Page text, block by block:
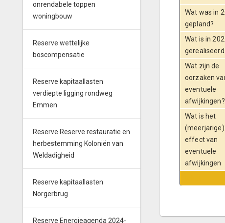
onrendabele toppen
woningbouw
Reserve wettelijke
boscompensatie
Reserve kapitaallasten
verdiepte ligging rondweg
Emmen
Reserve Reserve restauratie en
herbestemming Koloniën van
Weldadigheid
Reserve kapitaallasten
Norgerbrug
Reserve Energieagenda 2024-
Wat was in
gepland?
Wat is in
Wat zijn de
oorzaken
eventuele
afwijkingen?
Wat is het
(meerjarige)
effect van
eventuele
afwijkingen